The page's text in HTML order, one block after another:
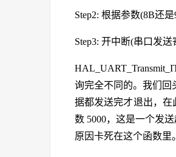
Step2: 根据参数(8B还
Step3: 开中断(串口发送
询完全不同的。我们回
据都发送完才退出，在
数 5000，这是一个发
原因卡死在这个函数里。